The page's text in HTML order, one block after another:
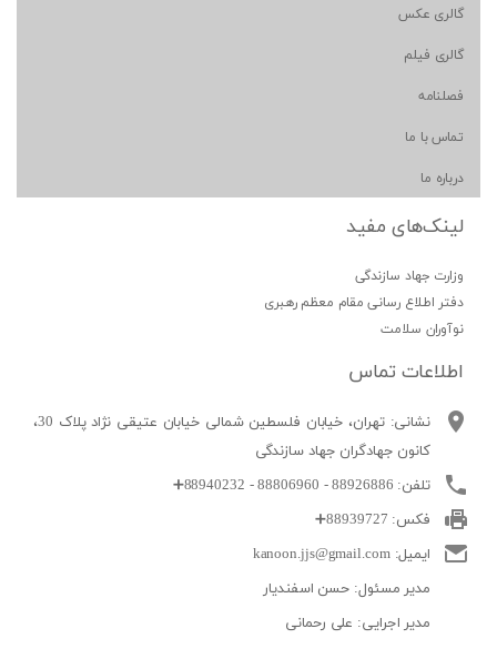
عکس
فیلم
با ما
ما
مفید
جهاد سازندگی
اطلاع رسانی مقام معظم رهبری
سلامت
تماس
نشانی: تهران، خیابان فلسطین شمالی خیابان عتیقی نژاد پلاک 30،
کانون جهادگران جهاد سازندگی
تلفن: 88926886 - 88806960 - 88940232
➕
فکس: 88939727
➕
ایمیل: kanoon.jjs@gmail.com
مدیر مسئول: حسن اسفندیار
مدیر اجرایی: علی رحمانی